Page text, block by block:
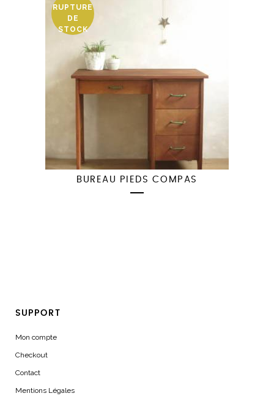
RUPTURE
DE
STOCK
BUREAU PIEDS COMPAS
SUPPORT
Mon compte
Checkout
Contact
Mentions Légales